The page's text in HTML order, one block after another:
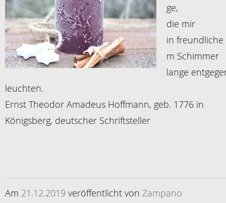
ge,
die mir
in freundliche
m Schimmer
lange
leuchten.
Ernst Theodor Amadeus Hoffmann, geb. 1776 in
Königsberg, deutscher Schriftsteller
Am 21.12.2019 veröffentlicht von Zampano